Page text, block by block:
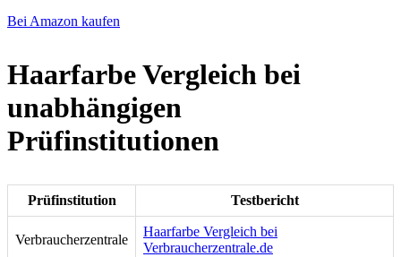
Bei Amazon kaufen
Haarfarbe Vergleich bei
unabhängigen
Prüfinstitutionen
Prüfinstitution Testbericht
Verbraucherzentrale
Haarfarbe Vergleich bei
Verbraucherzentrale.de